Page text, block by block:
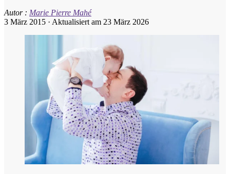
Autor : Marie Pierre Mahé
3 März 2015 · Aktualisiert am 23 März 2026